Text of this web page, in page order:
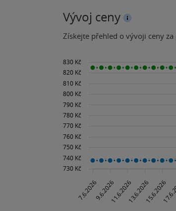
Vývoj ceny
Získejte přehled o vývoji ceny